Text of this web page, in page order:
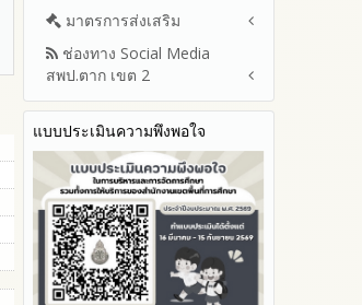
รายการการจัดซื้อจัดจ้างหรือ
การจัดหาพัสดุและความก้าวหน้า
การจัดซื้อจัดจ้างหรือการจัดหา
พัสดุประจำปีงบประมาณ พ.ศ.2568
รายงานผลการจัดซื้อจัดจ้างหรือ
การจัดหาพัสดุประจำปีงบประมาณ
ประกาศต่างๆ เกี่ยวกับการจัดซื้อ
จัดจ้างหรือการจัดหาพัสดุ
แผนการจัดซื้อจัดจ้างหรือ
แผนการจัดหาพัสดุ
ประมวลจริยธรรมและการขับ
เคลื่อนจริยธรรม
ข้อมูลสถิติเรื่องร้องเรียนการ
ทุจริตและประพฤติมิชอบ ประจำ
ปีงบประมาณ
การเปิดโอกาสให้มีส่วนร่วมใน
การดำเนินงานปีงบประมาณ
การเสริมสร้างความรู้เกี่ยวกับหลัก
เกณฑ์การรับ ทรัพย์สินหรือประ
โปยชน์อื่นใดโดยธรรมจรรยาของ
เจ้าพนักงานของรัฐ
การประเมินความเสี่ยง ใน
สำนักงานเขตพื้นที่การศึกษา
ประจำปีงบประมาณ
รายงานผลการดำเนินการตาม
แผนบริหารจัดการความเสี่ยงการ
ทุจริตของสำนักงานเขตพื้นที่การ
ศึกษา ประจำงบประมาณ
แผนปฏิบัติการป้องกันการทุจริต
ประจำปีงบประมาณ
2569
2568
2567
2566
2565
2564
รายงานผลการดำเนินการ
ป้องกันการทุจริตประจำปี
2568
มาตรการส่งเสริม
มาตรการเผยแพร่ข้อมูลต่อ
สาธารณะ
มาตรการส่งเสริมความโปร่งใสใน
การจัดซื้อจัดจ้าง
มาตราการจัดการเรื่องร้องเรียน
การทุจริต
มาตรการป้องกันการรับสินบน
มาตรการป้องกันการขัดกัน
ระหว่างผลประโยชน์ส่วนตนกับ
ส่วนรวม
มาตรการตรวจสอบการใช้ดุลพินิจ
ช่องทาง Social Media
สพป.ตาก เขต 2
Q&A / ชมเชย / เสนอแนะ
Facebook เพจ สพป.ตาก 2
Youtube ช่อง สพป.ตาก เขต 2
Youtube เรื่องเล่าข่าวตาก 2
แบบประเมินความพึงพอใจ